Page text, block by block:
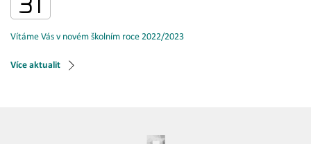
Vítáme Vás v novém školním roce 2022/2023
Více aktualit